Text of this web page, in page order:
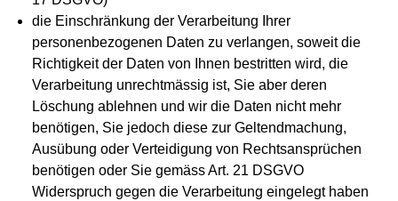
die Einschränkung der Verarbeitung Ihrer
personenbezogenen Daten zu verlangen, soweit die
Richtigkeit der Daten von Ihnen bestritten wird, die
Verarbeitung unrechtmässig ist, Sie aber deren
Löschung ablehnen und wir die Daten nicht mehr
benötigen, Sie jedoch diese zur Geltendmachung,
Ausübung oder Verteidigung von Rechtsansprüchen
benötigen oder Sie gemäss Art. 21 DSGVO
Widerspruch gegen die Verarbeitung eingelegt haben